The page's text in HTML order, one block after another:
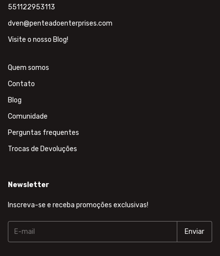
551122953113
dven@penteadoenterprises.com
Visite o nosso Blog!
Quem somos
Contato
Blog
Comunidade
Perguntas frequentes
Trocas de Devoluções
Newsletter
Inscreva-se e receba promoções exclusivas!